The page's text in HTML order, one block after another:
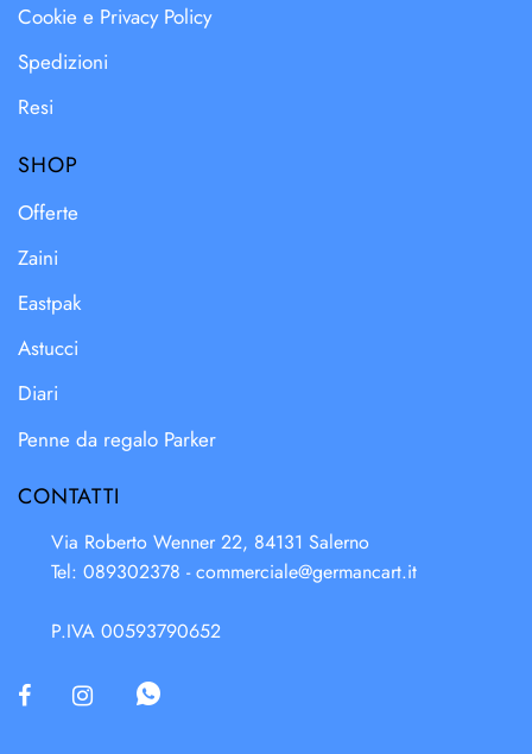
Cookie e Privacy Policy
Spedizioni
Resi
SHOP
Offerte
Zaini
Eastpak
Astucci
Diari
Penne da regalo Parker
CONTATTI
Via Roberto Wenner 22, 84131 Salerno
Tel: 089302378 -commerciale@germancart.it
P.IVA 00593790652